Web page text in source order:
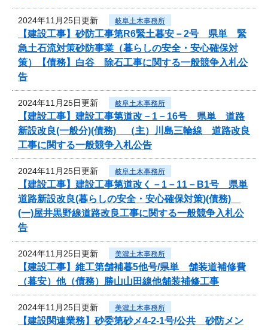
2024年11月25日更新 岐阜土木事務所
【建設工事】砂防工事第R6緊土暮安－2号 県単 緊
急土石流対策砂防事業（暮らしの安全・安心確保対
策）【債務】白谷 除石工事に関する一般競争入札公
告
2024年11月25日更新 岐阜土木事務所
【建設工事】建設工事第道改－1－16号 県単 道路
新設改良(一般分)(債務) （主）川島三輪線 道路改良
工事に関する一般競争入札公告
2024年11月25日更新 岐阜土木事務所
【建設工事】建設工事第道改く－1－11－B1号 県単
道路新設改良(暮らしの安全・安心確保対策)(債務)
(一)屋井黒野線道路改良工事に関する一般競争入札公
告
2024年11月25日更新 美濃土木事務所
【建設工事】維工第舗補暮5他号/県単 舗装道補修費
（暮安）他（債務）勝山山田線他舗装補修工事
2024年11月25日更新 美濃土木事務所
【建設関連業務】砂委第砂メ4-2-1号/公共 砂防メン